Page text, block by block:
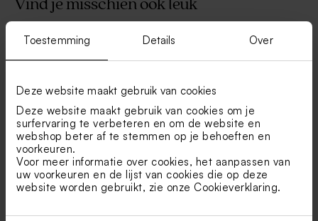
Toestemming Details Over
Deze website maakt gebruik van cookies
Deze website maakt gebruik van cookies om je
surfervaring te verbeteren en om de website en
webshop beter af te stemmen op je behoeften en
voorkeuren.
Voor meer informatie over cookies, het aanpassen van
uw voorkeuren en de lijst van cookies die op deze
website worden gebruikt, zie onze Cookieverklaring.
kurken deksel
Limited
Limited
Vind je misschien ook leuk
Geribbeld glazen potje met
kleurrijke naam
Nieuw
Kubusdoosje in circusthema